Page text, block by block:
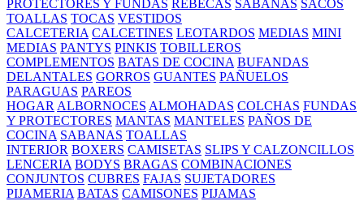
PROTECTORES Y FUNDAS REBECAS SABANAS SACOS
TOALLAS TOCAS VESTIDOS
CALCETERIA CALCETINES LEOTARDOS MEDIAS MINI
MEDIAS PANTYS PINKIS TOBILLEROS
COMPLEMENTOS BATAS DE COCINA BUFANDAS
DELANTALES GORROS GUANTES PAÑUELOS
PARAGUAS PAREOS
HOGAR ALBORNOCES ALMOHADAS COLCHAS FUNDAS
Y PROTECTORES MANTAS MANTELES PAÑOS DE
COCINA SABANAS TOALLAS
INTERIOR BOXERS CAMISETAS SLIPS Y CALZONCILLOS
LENCERIA BODYS BRAGAS COMBINACIONES
CONJUNTOS CUBRES FAJAS SUJETADORES
PIJAMERIA BATAS CAMISONES PIJAMAS